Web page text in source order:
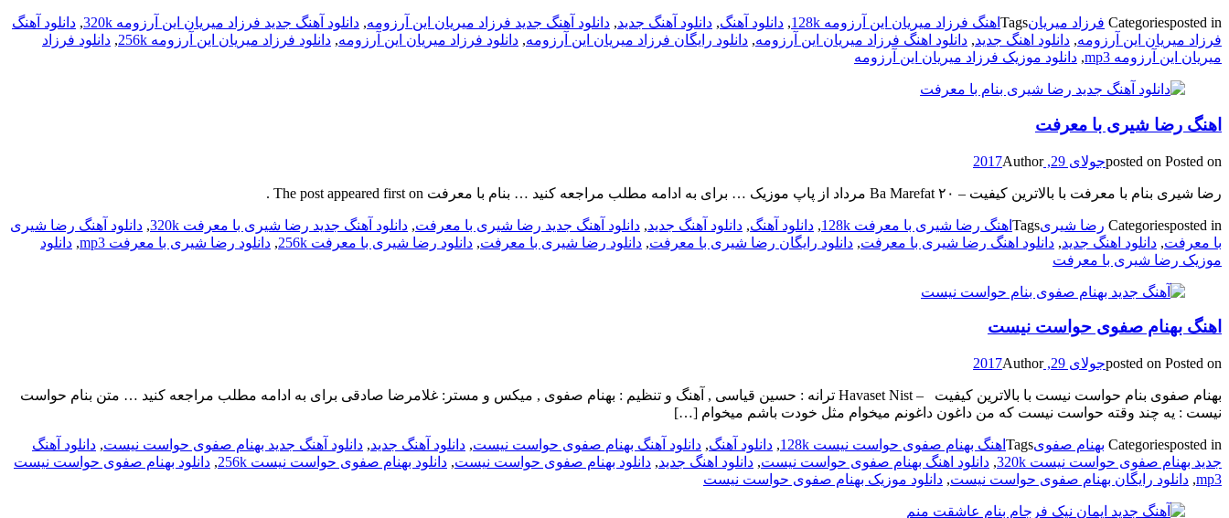
Categoriesposted in فرزاد میریانTags اهنگ فرزاد میریان این آرزومه 128k , دانلود آهنگ, دانلود آهنگ جدید, دانلود آهنگ جدید فرزاد میریان این آرزومه, دانلود آهنگ جدید فرزاد میریان این آرزومه 320k , دانلود آهنگ
فرزاد میریان این آرزومه, دانلود اهنگ جدید, دانلود اهنگ فرزاد میریان این آرزومه, دانلود رایگان فرزاد میریان این آرزومه, دانلود فرزاد میریان این آرزومه, دانلود فرزاد میریان این آرزومه 256k , دانلود فرزاد
میریان این آرزومه mp3
, دانلود موزیک فرزاد میریان این آرزومه
اهنگ رضا شیری با معرفت
posted on Posted on جولای 29, 2017 Author
رضا شیری بنام با معرفت با بالاترین کیفیت – Ba Marefat ۲۰ مرداد از پاپ موزیک … برای به ادامه مطلب مراجعه کنید … بنام با معرفت The post appeared first on .
Categoriesposted in رضا شیریTags اهنگ رضا شیری با معرفت 128k , دانلود آهنگ, دانلود آهنگ جدید, دانلود آهنگ جدید رضا شیری با معرفت, دانلود آهنگ جدید رضا شیری با معرفت 320k , دانلود آهنگ رضا شیری
با معرفت, دانلود اهنگ جدید, دانلود اهنگ رضا شیری با معرفت, دانلود رایگان رضا شیری با معرفت, دانلود رضا شیری با معرفت, دانلود رضا شیری با معرفت 256k , دانلود رضا شیری با معرفت mp3 , دانلود
موزیک رضا شیری با معرفت
اهنگ بهنام صفوی حواست نیست
posted on Posted on جولای 29, 2017 Author
بهنام صفوی بنام حواست نیست با بالاترین کیفیت – Havaset Nist ترانه : حسین قیاسی , آهنگ و تنظیم : بهنام صفوی , میکس و مستر: غلامرضا صادقی برای به ادامه مطلب مراجعه کنید … متن بنام حواست
نیست : یه چند وقته حواست نیست که من داغون داغونم میخوام مثل خودت باشم میخوام […]
Categoriesposted in بهنام صفویTags اهنگ بهنام صفوی حواست نیست 128k , دانلود آهنگ, دانلود آهنگ بهنام صفوی حواست نیست, دانلود آهنگ جدید, دانلود آهنگ جدید بهنام صفوی حواست نیست, دانلود آهنگ
جدید بهنام صفوی حواست نیست 320k
, دانلود اهنگ بهنام صفوی حواست نیست, دانلود اهنگ جدید, دانلود بهنام صفوی حواست نیست, دانلود بهنام صفوی حواست نیست 256k , دانلود بهنام صفوی حواست نیست
mp3
, دانلود رایگان بهنام صفوی حواست نیست, دانلود موزیک بهنام صفوی حواست نیست